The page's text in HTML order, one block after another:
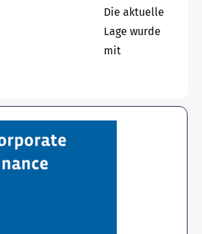
Die aktuelle
Lage wurde
mit